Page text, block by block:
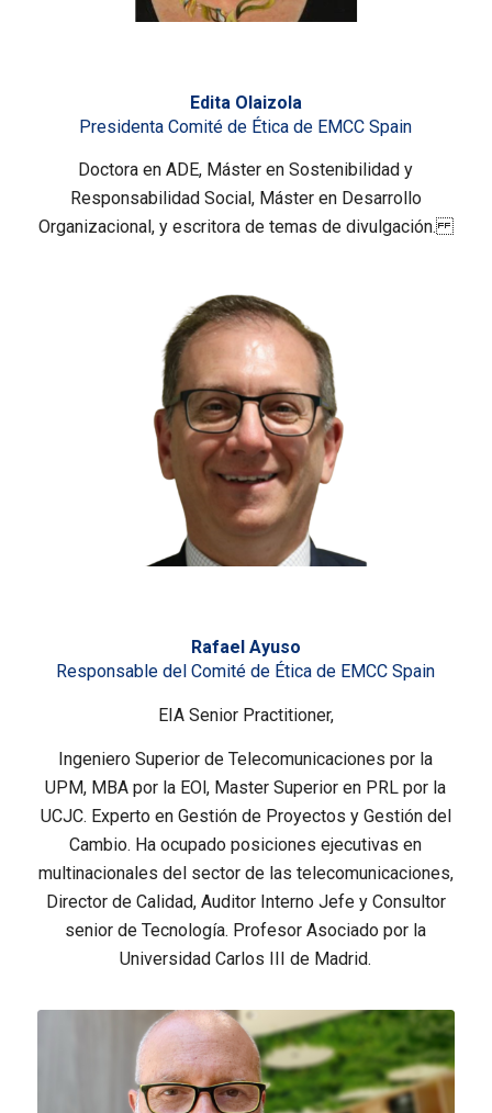
Edita Olaizola
Presidenta Comité de Ética de EMCC Spain
Doctora en ADE, Máster en Sostenibilidad y
Responsabilidad Social, Máster en Desarrollo
Organizacional, y escritora de temas de divulgación.
Rafael Ayuso
Responsable del Comité de Ética de EMCC Spain
EIA Senior Practitioner,
Ingeniero Superior de Telecomunicaciones por la
UPM, MBA por la EOl, Master Superior en PRL por la
UCJC. Experto en Gestión de Proyectos y Gestión del
Cambio. Ha ocupado posiciones ejecutivas en
multinacionales del sector de las telecomunicaciones,
Director de Calidad, Auditor Interno Jefe y Consultor
senior de Tecnología. Profesor Asociado por la
Universidad Carlos III de Madrid.